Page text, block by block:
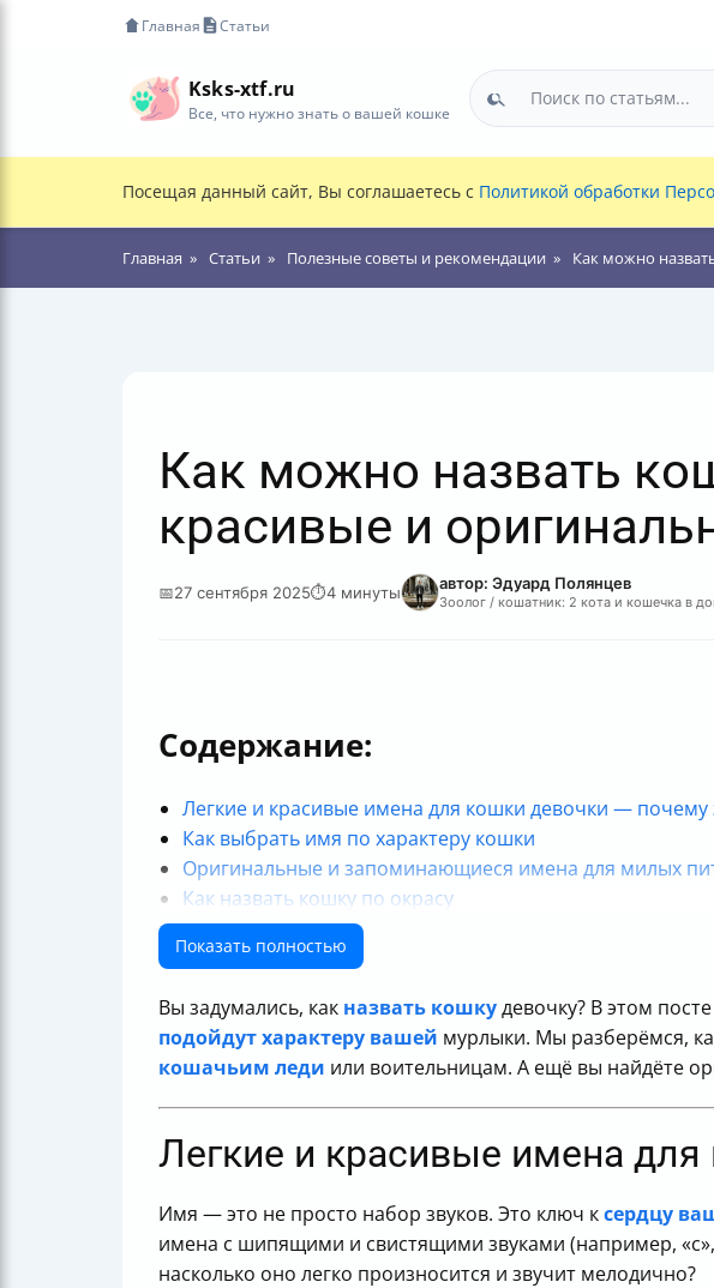
Главная Статьи
Ksks-xtf.ru
Все, что нужно знать о вашей кошке
Посещая данный сайт, Вы соглашаетесь с Политикой обработки
Главная Статьи Полезные советы и рекомендации Как можно
Как можно назвать
красивые и
📅27 сентября 2025⏱4 минуты автор: Эдуард Полянцев
Зоолог / кошатник: 2 кота и кошечка в
Содержание:
Легкие и красивые имена для кошки девочки — почему
Как выбрать имя по характеру кошки
Оригинальные и запоминающиеся имена для милых
Как назвать кошку по окрасу
Используем классические имена и инициалы для
Как заимствовать идеи у известных персонажей
Таблица примеров имён по характеру и окрасу
Итог
Полезные ссылки
Показать полностью
Вы задумались, как назвать кошкудевочку? В этом
подойдут характеру вашей мурлыки. Мы разберёмся,
кошачьим леди или воительницам. А ещё вы найдёте
Легкие и красивые имена
Имя — это не просто набор звуков. Это ключ ксердцу
имена с шипящими и свистящими звуками (например,
насколько оно легко произносится и звучит мелодично?